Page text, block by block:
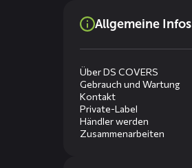
Allgemeine Infos
Über DS COVERS
Gebrauch und Wartung
Kontakt
Private-Label
Händler werden
Zusammenarbeiten